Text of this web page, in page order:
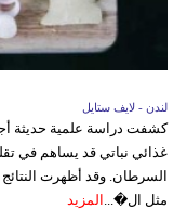
لندن - لايف ستايل
كشفت دراسة علمية حديثة
غذائي نباتي قد يساهم في
السرطان. وقد أظهرت
مثل ال�...
المزيد